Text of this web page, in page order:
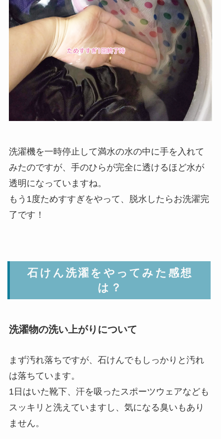
洗濯機を一時停止して満水の水の中に手を入れて
みたのですが、手のひらが完全に透けるほど水が
透明になっていますね。
もう1度ためすすぎをやって、脱水したらお洗濯完
了です！
石けん洗濯をやってみた感想
は？
洗濯物の洗い上がりについて
まず汚れ落ちですが、石けんでもしっかりと汚れ
は落ちています。
1日はいた靴下、汗を吸ったスポーツウェアなども
スッキリと洗えていますし、気になる臭いもあり
ません。